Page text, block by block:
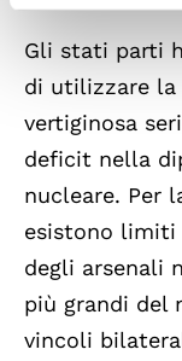
Gli stati parti
di utilizzare la
vertiginosa
deficit nella
nucleare. Per
esistono limiti
degli arsenali
più grandi del
vincoli